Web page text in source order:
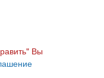
Вы